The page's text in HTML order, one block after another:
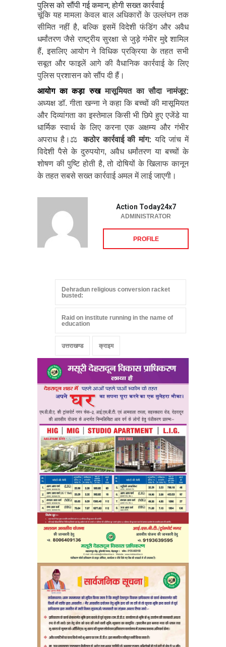
पुलिस को सौंपी गई कमान; होगी सख्त कार्रवाई
चूंकि यह मामला केवल बाल अधिकारों के उल्लंघन तक
सीमित नहीं है, बल्कि इसमें विदेशी फंडिंग और अवैध
धर्मांतरण जैसे राष्ट्रीय सुरक्षा से जुड़े गंभीर मुद्दे शामिल
हैं, इसलिए आयोग ने विधिक प्रक्रिया के तहत सभी
सबूत और फाइलें आगे की वैधानिक कार्रवाई के लिए
पुलिस प्रशासन को सौंप दी हैं।
आयोग का कड़ा रुख मासूमियत का सौदा नामंजूर:
अध्यक्ष डॉ. गीता खन्ना ने कहा कि बच्चों की मासूमियत
और दिव्यांगता का इस्तेमाल किसी भी छिपे हुए एजेंडे या
धार्मिक स्वार्थ के लिए करना एक अक्षम्य और गंभीर
अपराध है। ⚖️कठोर कार्रवाई की मांग: यदि जांच में
विदेशी पैसे के दुरुपयोग, अवैध धर्मांतरण या बच्चों के
शोषण की पुष्टि होती है, तो दोषियों के खिलाफ कानून
के तहत सबसे सख्त कार्रवाई अमल में लाई जाएगी।
Action Today24x7
ADMINISTRATOR
PROFILE
Dehradun religious conversion racket
busted:
Raid on institute running in the name of
education
उत्तराखण्ड क्राइम